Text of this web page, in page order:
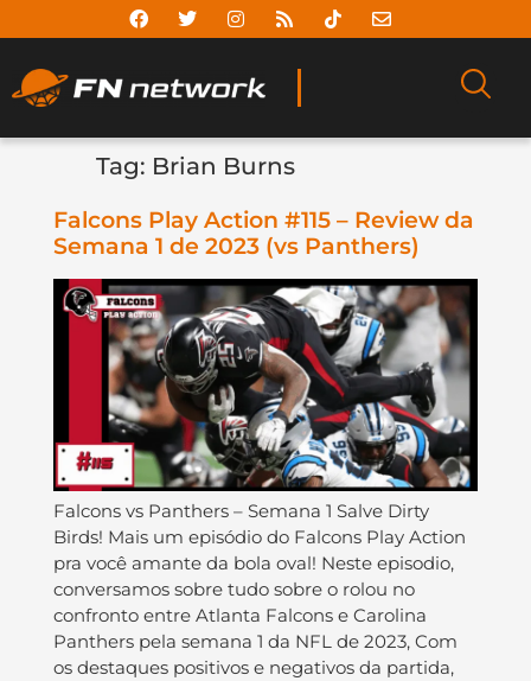
Tag: Brian Burns
Falcons Play Action #115 – Review da
Semana 1 de 2023 (vs Panthers)
Falcons vs Panthers – Semana 1 Salve Dirty
Birds! Mais um episódio do Falcons Play Action
pra você amante da bola oval! Neste episodio,
conversamos sobre tudo sobre o rolou no
confronto entre Atlanta Falcons e Carolina
Panthers pela semana 1 da NFL de 2023, Com
os destaques positivos e negativos da partida,